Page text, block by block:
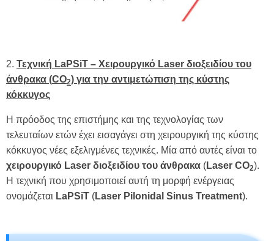
2. Τεχνική LaPSiT – Χειρουργικό Laser διοξειδίου του
άνθρακα (CO2) για την αντιμετώπιση της κύστης
κόκκυγος
Η πρόοδος της επιστήμης και της τεχνολογίας των
τελευταίων ετών έχει εισαγάγει στη χειρουργική της κύστης
κόκκυγος νέες εξελιγμένες τεχνικές. Μία από αυτές είναι το
χειρουργικό Laser διοξειδίου του άνθρακα (Laser CO2).
Η τεχνική που χρησιμοποιεί αυτή τη μορφή ενέργειας
ονομάζεται LaPSiT (Laser Pilonidal Sinus Treatment).